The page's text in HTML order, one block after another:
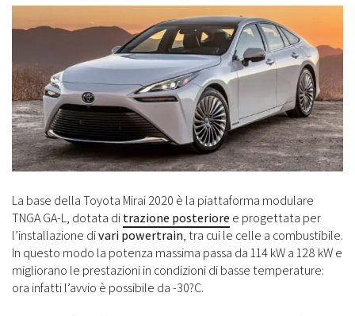
La base della Toyota Mirai 2020 è la piattaforma modulare
TNGA GA-L, dotata ditrazione posterioree progettata per
l’installazione divari powertrain, tra cui le celle a combustibile.
In questo modo la potenza massima passa da 114 kW a 128 kW e
migliorano le prestazioni in condizioni di basse temperature:
ora infatti l’avvio è possibile da -30?C.